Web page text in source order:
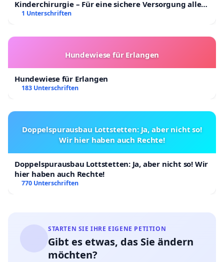
Kinderchirurgie – Für eine sichere Versorgung aller
Kinder in Deutschland
1 Unterschriften
Hundewiese für Erlangen
Hundewiese für Erlangen
183 Unterschriften
Doppelspurausbau Lottstetten: Ja, aber nicht so!
Wir hier haben auch Rechte!
Doppelspurausbau Lottstetten: Ja, aber nicht so! Wir
hier haben auch Rechte!
770 Unterschriften
STARTEN SIE IHRE EIGENE PETITION
Gibt es etwas, das Sie ändern
möchten?